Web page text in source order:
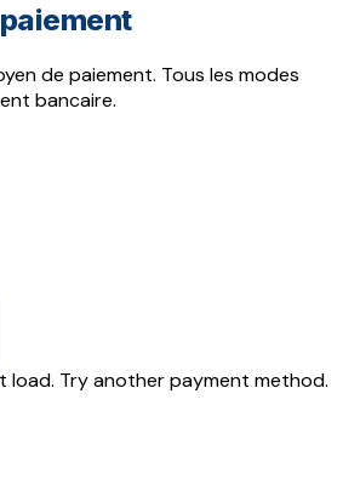
de paiement. Tous les modes
bancaire.
load. Try another payment method.